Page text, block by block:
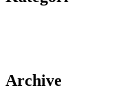
Archive